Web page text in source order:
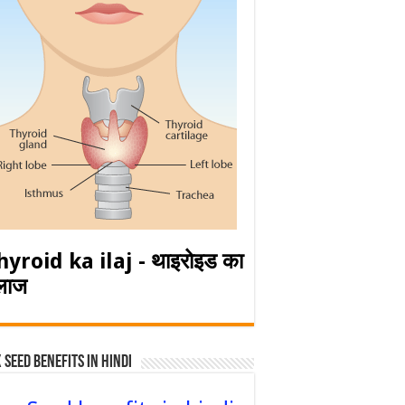
ka ilaj - थाइरोइड का
Seed Benefits in hindi